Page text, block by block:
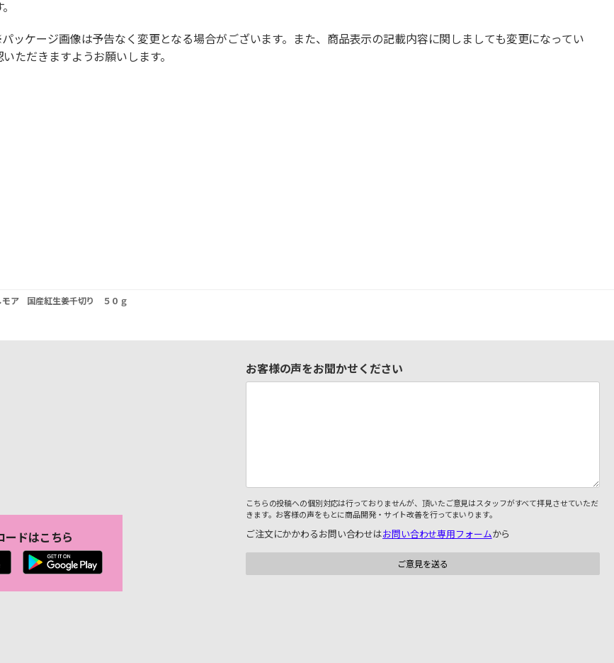
ケージ画像は予告なく変更となる場合がございます。また、商品表示の記載内容に関しましても変更になってい
ただきますようお願いします。
モア 国産紅生姜千切り ５０ｇ
ードはこちら
お客様の声をお聞かせください
こちらの投稿への個別対応は行っておりませんが、頂いたご意見はスタッフがすべて拝見させていただ
きます。お客様の声をもとに商品開発・サイト改善を行ってまいります。
ご注文にかかわるお問い合わせはお問い合わせ専用フォームから